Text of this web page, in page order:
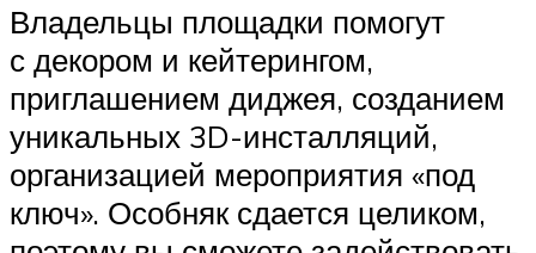
Владельцы площадки помогут
с декором и кейтерингом,
приглашением диджея, созданием
уникальных 3D-инсталляций,
организацией мероприятия «под
ключ». Особняк сдается целиком,